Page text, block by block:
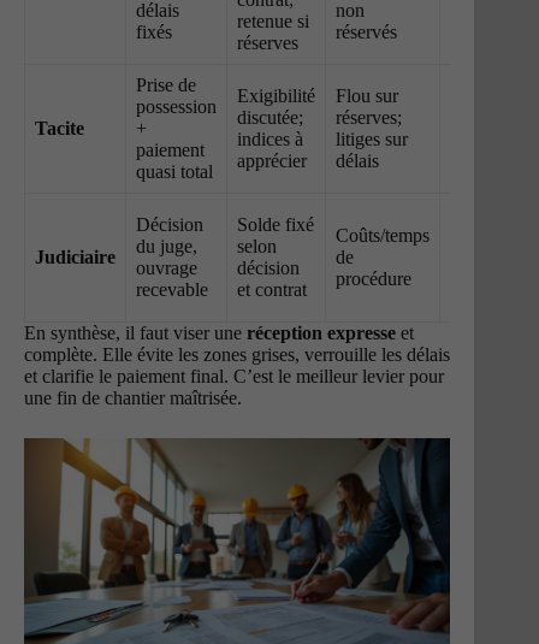
délais
fixés
retenue si
réserves
non
réservés
Tacite
Prise de
possession
+
paiement
quasi total
Exigibilité
discutée;
indices à
apprécier
Flou sur
réserves;
litiges sur
délais
Judiciaire
Décision
du juge,
ouvrage
recevable
Solde fixé
selon
décision
et contrat
Coûts/temps
de
procédure
En synthèse, il faut viser une réception expresse et
complète. Elle évite les zones grises, verrouille les délais
et clarifie le paiement final. C’est le meilleur levier pour
une fin de chantier maîtrisée.